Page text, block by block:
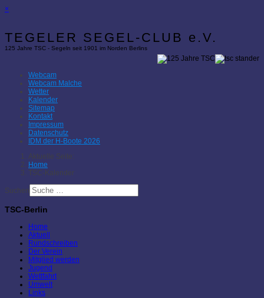
×
TEGELER SEGEL-CLUB e.V.
125 Jahre TSC - Segeln seit 1901 im Norden Berlins
Webcam
Webcam Malche
Wetter
Kalender
Sitemap
Kontakt
Impressum
Datenschutz
IDM der H-Boote 2026
Aktuelle Seite:
Home
TSC-Kalender
Suchen
TSC-Berlin
Home
Aktuell
Rundschreiben
Der Verein
Mitglied werden
Jugend
Wettfahrt
Umwelt
Links